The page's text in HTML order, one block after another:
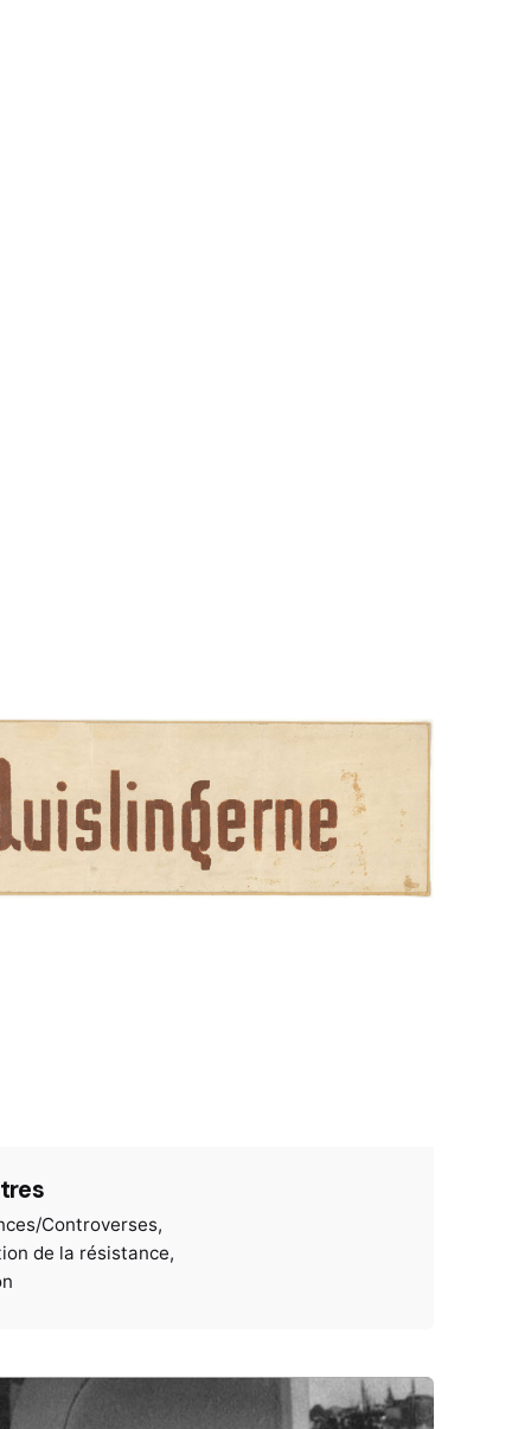
Controverses
de la résistance